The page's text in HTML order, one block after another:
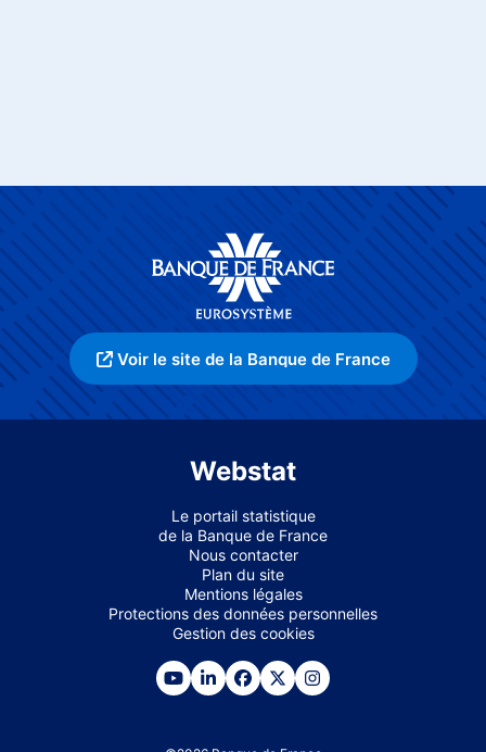
Voir le site de la Banque de France
Webstat
Le portail statistique
de la Banque de France
Nous contacter
Plan du site
Mentions légales
Protections des données personnelles
Gestion des cookies